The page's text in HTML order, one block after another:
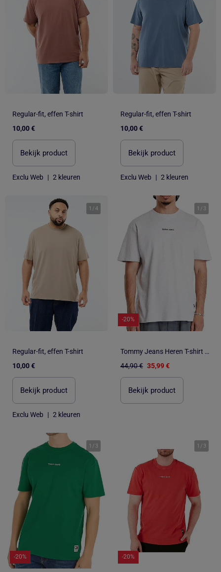
Regular-fit, effen T-shirt
10,00 €
Bekijk product
Exclu Web | 2 kleuren
Regular-fit, effen T-shirt
10,00 €
Bekijk product
Exclu Web | 2 kleuren
1 /4
Regular-fit, effen T-shirt
10,00 €
Bekijk product
Exclu Web | 2 kleuren
1 / 3
-20%
Tommy Jeans Heren T-shirt Groen Regular Fit
44,90 € 35,99 €
Bekijk product
1 / 3
-20%
1 / 3
-20%